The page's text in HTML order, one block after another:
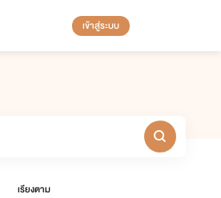
เข้าสู่ระบบ
เรียงตาม